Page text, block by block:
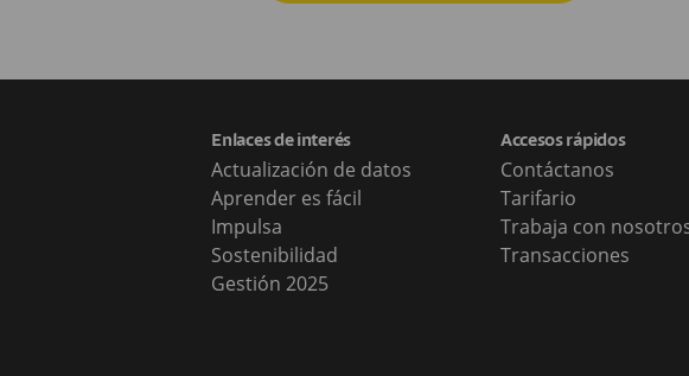
Enlaces de interés
Actualización de datos
Aprender es fácil
Impulsa
Sostenibilidad
Gestión 2025
Accesos rápidos
Contáctanos
Tarifario
Trabaja con
Transacciones